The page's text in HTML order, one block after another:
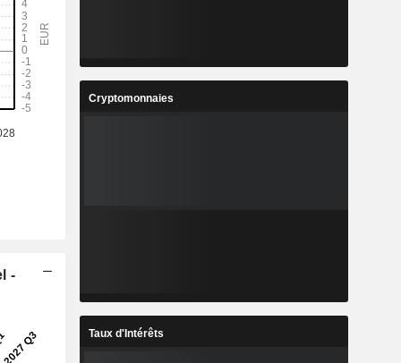
-
Cryptomonnaies
Taux d'Intérêts